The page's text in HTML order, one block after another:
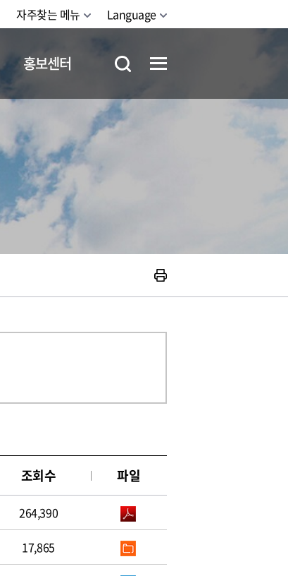
자주찾는 메뉴 Language
홍보센터
조회수 파일
264,390
17,865